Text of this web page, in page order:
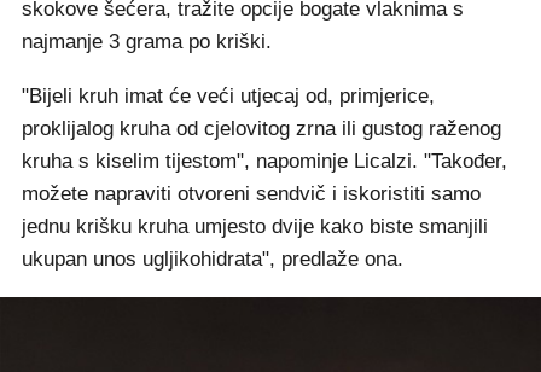
skokove šećera, tražite opcije bogate vlaknima s
najmanje 3 grama po kriški.
"Bijeli kruh imat će veći utjecaj od, primjerice,
proklijalog kruha od cjelovitog zrna ili gustog raženog
kruha s kiselim tijestom", napominje Licalzi. "Također,
možete napraviti otvoreni sendvič i iskoristiti samo
jednu krišku kruha umjesto dvije kako biste smanjili
ukupan unos ugljikohidrata", predlaže ona.